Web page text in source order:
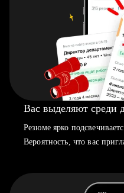
Вас выделяют среди
Резюме ярко
Вероятность, что вас